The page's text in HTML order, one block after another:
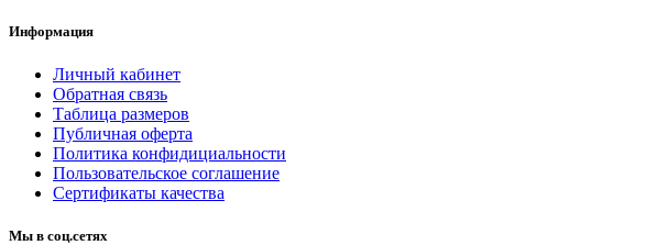
Информация
Личный кабинет
Обратная связь
Таблица размеров
Публичная оферта
Политика конфидициальности
Пользовательское соглашение
Сертификаты качества
Мы в соц.сетях